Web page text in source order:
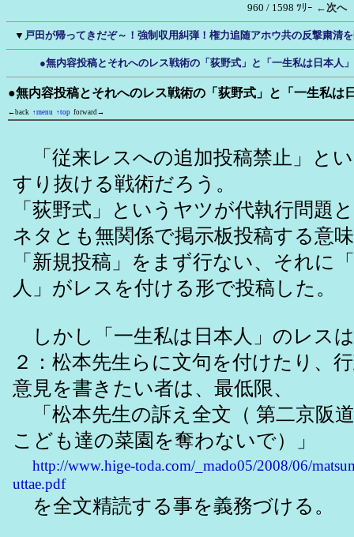
960 / 1598 ﾂﾘｰ ←次へ
▼ 戸田が帰ってきだぞ～！強制収用糾弾！権力追随アホウ共の反撃粛清
●無内容投稿とそれへのレス戦術の「荻野式」と「一生私は日本人
●無内容投稿とそれへのレス戦術の「荻野式」と「一生私は
←back ↑menu ↑top forward→
「従来レスへの追加投稿禁止」と
すり抜ける戦術だろう。
「荻野式」というヤツが代執行問題
ネタとも無関係で掲示板投稿する意
「新規投稿」をまず行ない、それに
人」がレスを付ける形で投稿した。
しかし「一生私は日本人」のレス
２：松本先生らに文句を付けたり、
意見を書きたい者は、最低限、
「松本先生の訴え全文（ 第二京阪
こども達の菜園を奪わないで）」
http://www.hige-toda.com/_mado05/2008/06/
uttae.pdf
を全文精読する事を義務づける。